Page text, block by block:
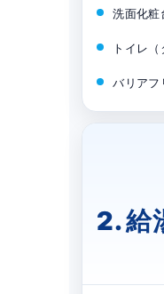
洗面化粧
トイレ
バリアフ
2. 給